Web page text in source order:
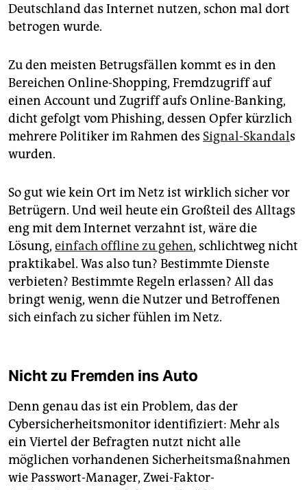
Deutschland das Internet nutzen, schon mal dort
betrogen wurde.
Zu den meisten Betrugsfällen kommt es in den
Bereichen Online-Shopping, Fremdzugriff auf
einen Account und Zugriff aufs Online-Banking,
dicht gefolgt vom Phishing, dessen Opfer kürzlich
mehrere Politiker im Rahmen des Signal-Skandals
wurden.
So gut wie kein Ort im Netz ist wirklich sicher vor
Betrügern. Und weil heute ein Großteil des Alltags
eng mit dem Internet verzahnt ist, wäre die
Lösung, einfach offline zu gehen, schlichtweg nicht
praktikabel. Was also tun? Bestimmte Dienste
verbieten? Bestimmte Regeln erlassen? All das
bringt wenig, wenn die Nutzer und Betroffenen
sich einfach zu sicher fühlen im Netz.
Nicht zu Fremden ins Auto
Denn genau das ist ein Problem, das der
Cybersicherheitsmonitor identifiziert: Mehr als
ein Viertel der Befragten nutzt nicht alle
möglichen vorhandenen Sicherheitsmaßnahmen
wie Passwort-Manager, Zwei-Faktor-